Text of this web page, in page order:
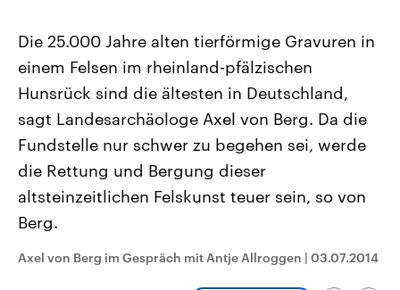
Landtagswahl Sachsen-Anhalt
2026
Alle Informationen
Sachsen-Anhalt wählt am 6.
September 2026 einen neuen
Landtag. Seit 2021 wird das
Bundesland von einer Koalition aus
CDU, SPD und FDP regiert.-
Umfragen, Prognosen,
und Hintergründe zu den Parteien
Wahl.
USA
Aktuelle Beiträge,
Hintergründe
Wirtschaftlich und
gehören die Vereinigten
den mächtigsten Ländern
mit großem Einfluss auf
Sendungen
Die 25.000 Jahre alten tierförmige Gravuren in
einem Felsen im rheinland-pfälzischen
Hunsrück sind die ältesten in Deutschland,
sagt Landesarchäologe Axel von Berg. Da die
Fundstelle nur schwer zu begehen sei, werde
die Rettung und Bergung dieser
altsteinzeitlichen Felskunst teuer sein, so von
Berg.
Axel von Berg im Gespräch mit Antje Allroggen | 03.07.2014